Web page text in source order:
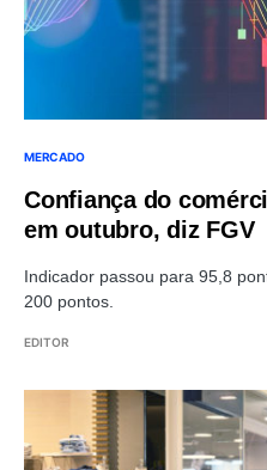
MERCADO
Confiança do
em outubro, diz FGV
Indicador passou para 95,8
200 pontos.
EDITOR